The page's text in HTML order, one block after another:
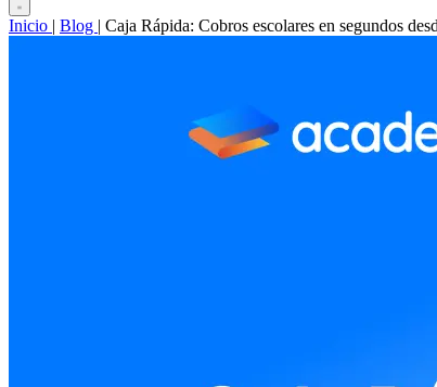
Inicio | Blog | Caja Rápida: Cobros escolares en segundos